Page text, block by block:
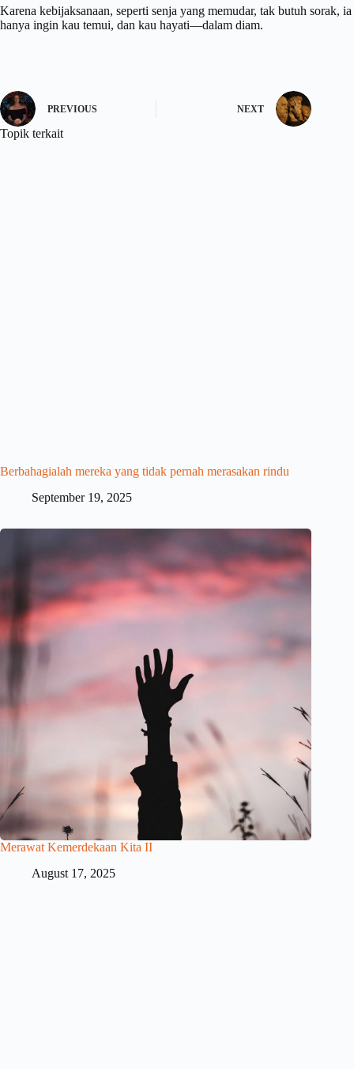
Karena kebijaksanaan, seperti senja yang memudar, tak butuh sorak, ia
hanya ingin kau temui, dan kau hayati—dalam diam.
PREVIOUS NEXT
Topik terkait
Berbahagialah mereka yang tidak pernah merasakan rindu
September 19, 2025
Merawat Kemerdekaan Kita II
August 17, 2025